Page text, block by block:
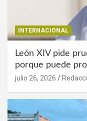
INTERNACIONAL
León XIV pide
porque puede
julio 26, 2026